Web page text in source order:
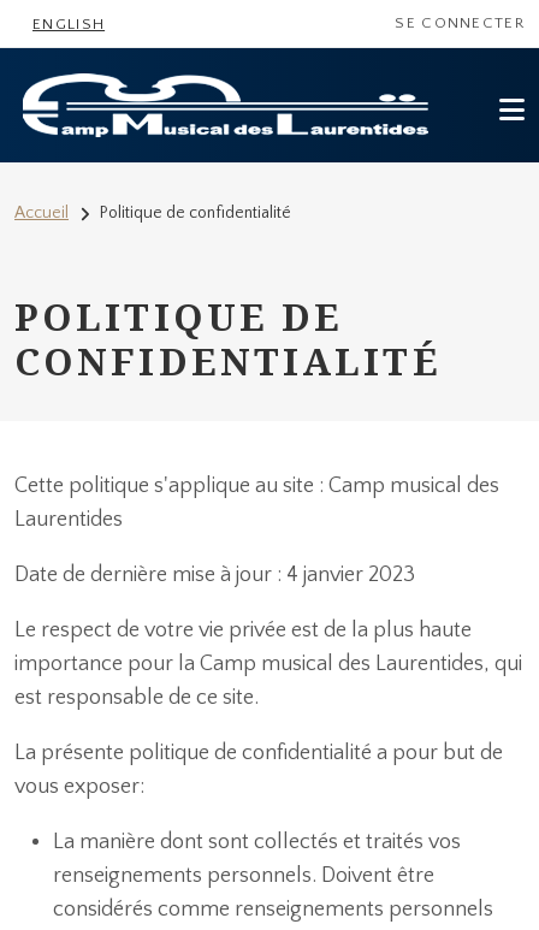
Aller au contenu principal
ENGLISH MENU DUSE CONNECTER
FIL D'ARIANE
Accueil Politique de confidentialité
POLITIQUE DE
CONFIDENTIALITÉ
Cette politique s'applique au site : Camp musical des
Laurentides
Date de dernière mise à jour : 4 janvier 2023
Le respect de votre vie privée est de la plus haute
importance pour la Camp musical des Laurentides, qui
est responsable de ce site.
La présente politique de confidentialité a pour but de
vous exposer:
La manière dont sont collectés et traités vos
renseignements personnels. Doivent être
considérés comme renseignements personnels